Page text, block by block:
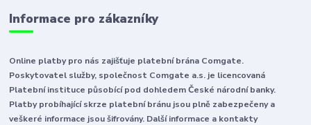
Informace pro zákazníky
Online platby pro nás zajišťuje platební brána Comgate.
Poskytovatel služby, společnost Comgate a.s. je licencovaná
Platební instituce působící pod dohledem České národní banky.
Platby probíhající skrze platební bránu jsou plně zabezpečeny a
veškeré informace jsou šifrovány. Další informace a kontakty